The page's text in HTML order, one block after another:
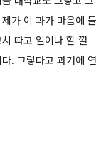
가 이 과가 마음에 들
따고 일이나 할 껄
다. 그렇다고 과거에 연